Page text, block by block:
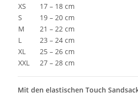
XS
17 – 18 cm
S
19 – 20 cm
M
21 – 22 cm
L
23 – 24 cm
XL
25 – 26 cm
XXL
27 – 28 cm
Mit den elastischen Touch